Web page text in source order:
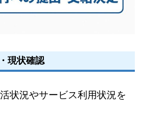
現状確認
状況やサービス利用状況を